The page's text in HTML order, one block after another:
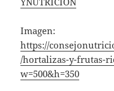
Imagen:
https://
/hortalizas-y-frutas-
w=500&h=350